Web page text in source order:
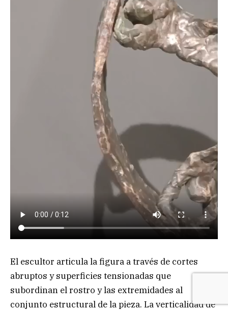
El escultor articula la figura a través de cortes
abruptos y superficies tensionadas que
subordinan el rostro y las extremidades al
conjunto estructural de la pieza. La verticalidad de